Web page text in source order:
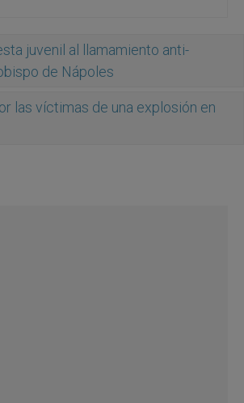
juvenil al llamamiento anti-
de Nápoles
las víctimas de una explosión en